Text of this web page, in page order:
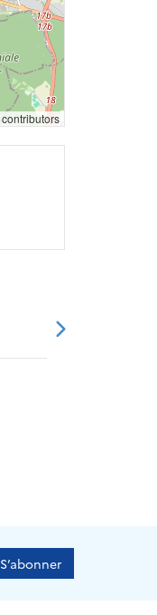
contributors
S’abonner